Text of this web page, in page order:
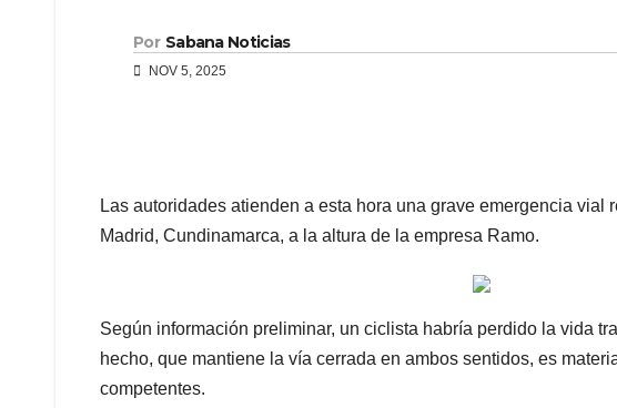
Por Sabana Noticias
NOV 5, 2025
Las autoridades atienden a esta hora una grave emergencia
Madrid, Cundinamarca, a la altura de la empresa Ramo.
Según información preliminar, un ciclista habría perdido la vida
hecho, que mantiene la vía cerrada en ambos sentidos, es
competentes.